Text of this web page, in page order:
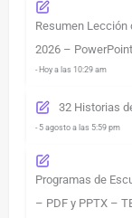
Resumen Lección
2026 –
- Hoy a las 10:29 am
32 Historias
- 5 agosto a las 5:59 pm
Programas de
– PDF y PPTX –